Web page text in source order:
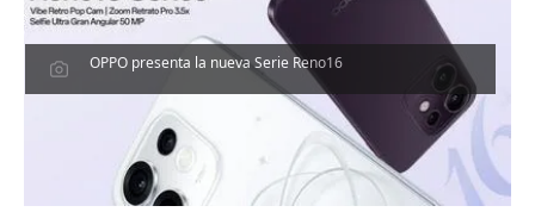
OPPO presenta la nueva Serie Reno16